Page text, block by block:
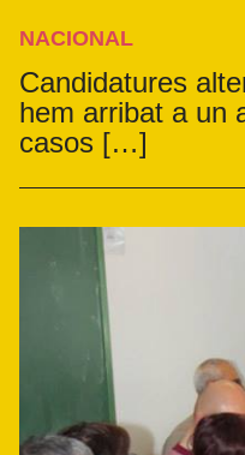
NACIONAL
Candidatures
hem arribat a un
casos […]